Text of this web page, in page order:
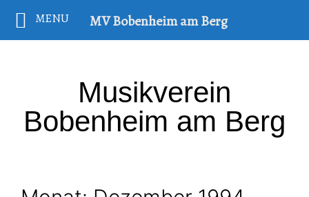
Musikverein
Bobenheim am Berg
MENU MV Bobenheim am Berg